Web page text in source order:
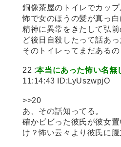
銅像茶屋のトイレでカッ
怖で女のほうの髪が真っ白
精神に異常をきたして弘
ど後日自殺したって話あっ
そのトイレってまだあるの
22 :本当にあった怖い名無
11:14:43 ID:LyUszwpjO
>>20
あ、その話知ってる。
確かビビった彼氏が彼女
け？怖い云々より彼氏に腹